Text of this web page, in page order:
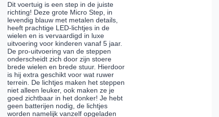
Dit voertuig is een step in de juiste
richting! Deze grote Micro Step, in
levendig blauw met metalen details,
heeft prachtige LED-lichtjes in de
wielen en is vervaardigd in luxe
uitvoering voor kinderen vanaf 5 jaar.
De pro-uitvoering van de steppen
onderscheidt zich door zijn stoere
brede wielen en brede stuur. Hierdoor
is hij extra geschikt voor wat ruwer
terrein. De lichtjes maken het steppen
niet alleen leuker, ook maken ze je
goed zichtbaar in het donker! Je hebt
geen batterijen nodig, de lichtjes
worden namelijk vanzelf opgeladen